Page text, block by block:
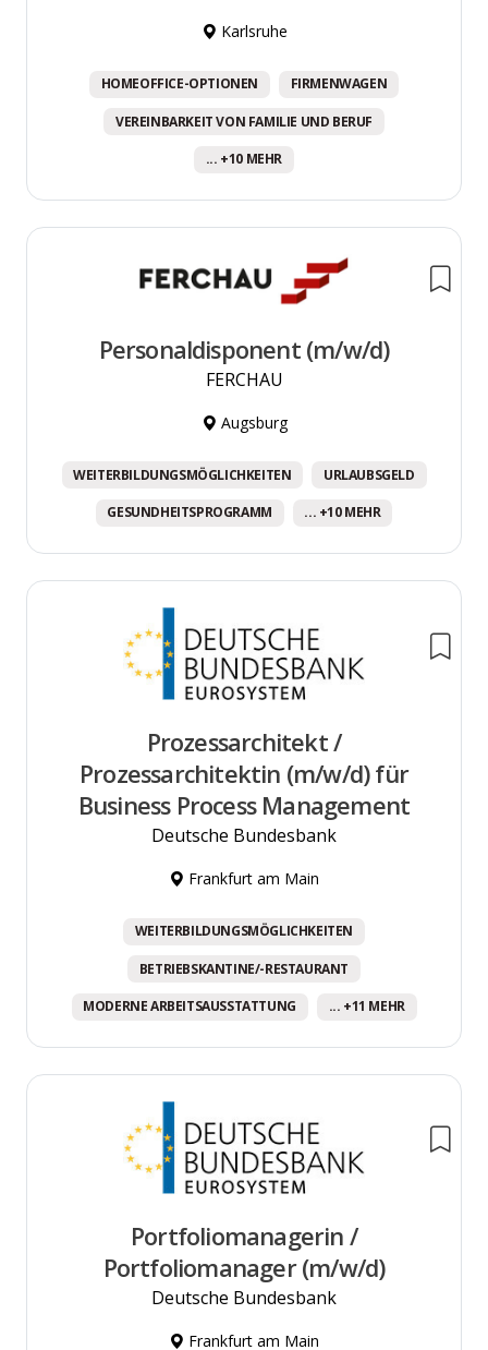
Karlsruhe
HOMEOFFICE-OPTIONEN FIRMENWAGEN
VEREINBARKEIT VON FAMILIE UND BERUF
... +10 MEHR
Personaldisponent (m/w/d)
FERCHAU
Augsburg
WEITERBILDUNGSMÖGLICHKEITEN URLAUBSGELD
GESUNDHEITSPROGRAMM ... +10 MEHR
Prozessarchitekt /
Prozessarchitektin (m/w/d) für
Business Process Management
Deutsche Bundesbank
Frankfurt am Main
WEITERBILDUNGSMÖGLICHKEITEN
BETRIEBSKANTINE/-RESTAURANT
MODERNE ARBEITSAUSSTATTUNG ... +11 MEHR
Portfoliomanagerin /
Portfoliomanager (m/w/d)
Deutsche Bundesbank
Frankfurt am Main